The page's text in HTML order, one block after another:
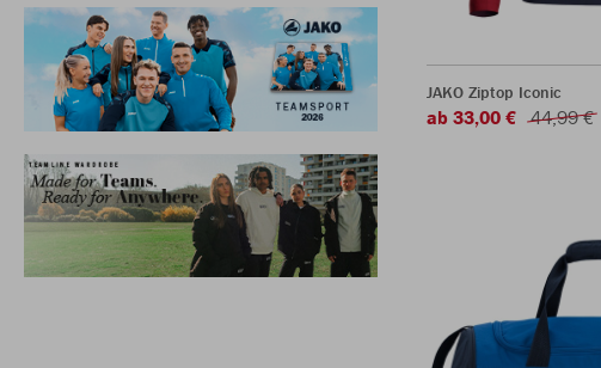
JAKO Ziptop Iconic
ab 33,00 € 44,99 €